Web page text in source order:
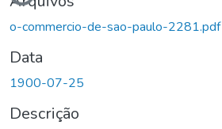
o-commercio-de-sao-paulo-2281.pdf
Data
1900-07-25
Descrição